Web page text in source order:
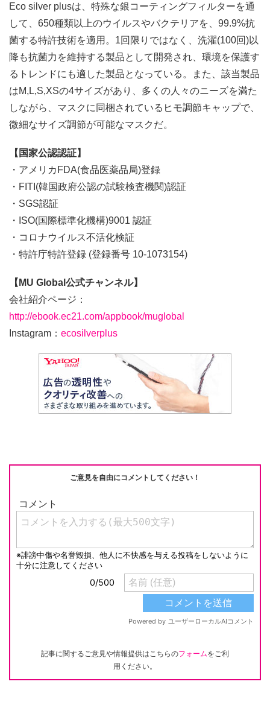
Eco silver plusは、特殊な銀コーティングフィルターを通
して、650種類以上のウイルスやバクテリアを、99.9%抗
菌する特許技術を適用。1回限りではなく、洗濯(100回)以
降も抗菌力を維持する製品として開発され、環境を保護す
るトレンドにも適した製品となっている。また、該当製品
はM,L,S,XSの4サイズがあり、多くの人々のニーズを満た
しながら、マスクに同梱されているヒモ調節キャップで、
微細なサイズ調節が可能なマスクだ。
【国家公認認証】
・アメリカFDA(食品医薬品局)登録
・FITI(韓国政府公認の試験検査機関)認証
・SGS認証
・ISO(国際標準化機構)9001 認証
・コロナウイルス不活化検証
・特許庁特許登録 (登録番号 10-1073154)
【MU Global公式チャンネル】
会社紹介ページ：
http://ebook.ec21.com/appbook/muglobal
Instagram： ecosilverplus
ご意見を自由にコメントしてください！
記事に関するご意見や情報提供はこちらのフォームをご利
用ください。